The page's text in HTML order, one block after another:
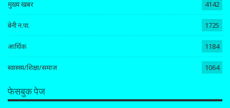
मुख्य खबर 4142
बेनी न.पा. 1725
आर्थिक 1184
स्वास्थ्य/शिक्षा/समाज 1064
फेसबुक पेज